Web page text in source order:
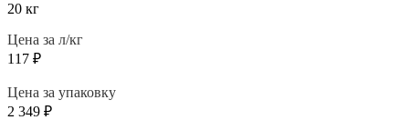
20 кг
Цена за л/кг
117 ₽
Цена за упаковку
2 349 ₽